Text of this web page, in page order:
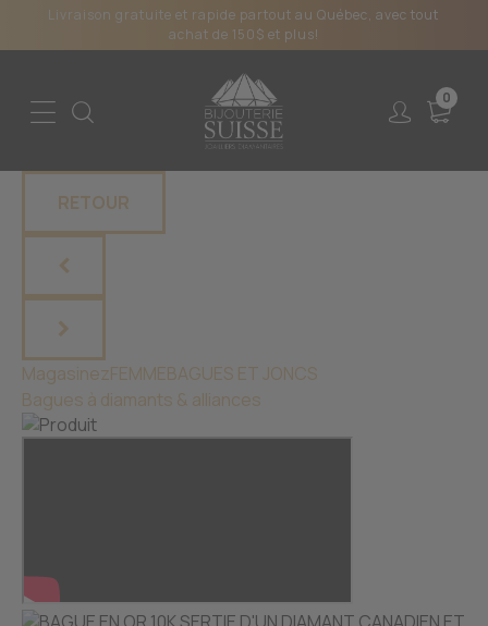
Livraison gratuite et rapide partout au Québec, avec tout
achat de 150$ et plus!
0
RETOUR
MagasinezFEMMEBAGUES ET JONCS
Bagues à diamants & alliances